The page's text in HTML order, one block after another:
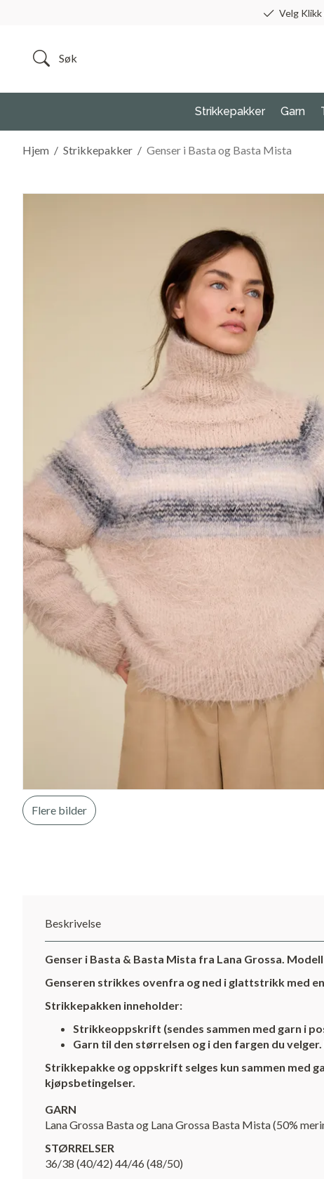
Velg
Strikkepakker Garn
/
Hjem /
Strikkepakker Genser i Basta og Basta Mista
Flere bilder
Beskrivelse
Genser i Basta & Basta Mista fra Lana Grossa.
Genseren strikkes ovenfra og ned i glattstrikk med
Strikkepakken inneholder:
Strikkeoppskrift (sendes sammen med garn i
Garn til den størrelsen og i den fargen du
Strikkepakke og oppskrift selges kun sammen med
kjøpsbetingelser.
GARN
Lana Grossa Basta og Lana Grossa Basta Mista (50%
STØRRELSER
36/38 (40/42) 44/46 (48/50)